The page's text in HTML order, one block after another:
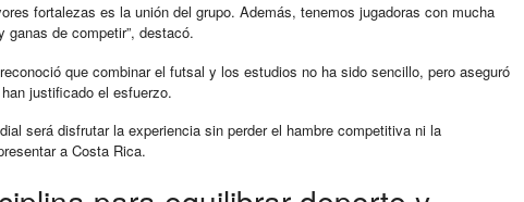
fortalezas es la unión del grupo. Además, tenemos jugadoras con mucha
ganas de competir”, destacó.
que combinar el futsal y los estudios no ha sido sencillo, pero aseguró
justificado el esfuerzo.
será disfrutar la experiencia sin perder el hambre competitiva ni la
a Costa Rica.